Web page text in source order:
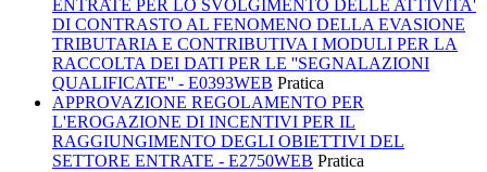
ENTRATE PER LO SVOLGIMENTO DELLE ATTIVITA'
DI CONTRASTO AL FENOMENO DELLA EVASIONE
TRIBUTARIA E CONTRIBUTIVA I MODULI PER LA
RACCOLTA DEI DATI PER LE ''SEGNALAZIONI
QUALIFICATE'' - E0393WEB Pratica
APPROVAZIONE REGOLAMENTO PER
L'EROGAZIONE DI INCENTIVI PER IL
RAGGIUNGIMENTO DEGLI OBIETTIVI DEL
SETTORE ENTRATE - E2750WEB Pratica